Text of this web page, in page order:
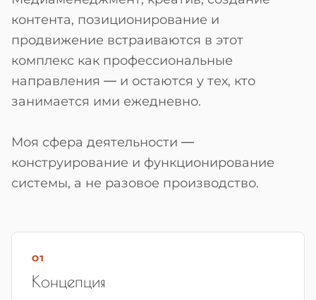
контента, позиционирование и
продвижение встраиваются в этот
комплекс как профессиональные
направления — и остаются у тех, кто
занимается ими ежедневно.
Моя сфера деятельности —
конструирование и функционирование
системы, а не разовое производство.
01
Концепция